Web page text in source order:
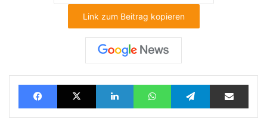
Link zum Beitrag kopieren
FacebookX LinkedInWhatsAppTelegramTeilen via E-Mail